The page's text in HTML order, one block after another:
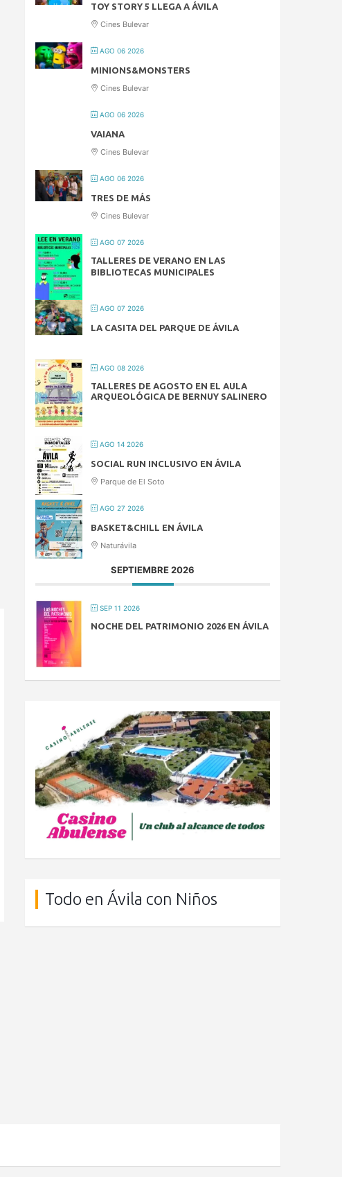
TOY STORY 5 LLEGA A ÁVILA
Cines Bulevar
AGO 06 2026
MINIONS&MONSTERS
Cines Bulevar
AGO 06 2026
VAIANA
Cines Bulevar
AGO 06 2026
TRES DE MÁS
Cines Bulevar
AGO 07 2026
TALLERES DE VERANO EN LAS
BIBLIOTECAS MUNICIPALES
AGO 07 2026
LA CASITA DEL PARQUE DE ÁVILA
AGO 08 2026
TALLERES DE AGOSTO EN EL AULA
ARQUEOLÓGICA DE BERNUY SALINERO
AGO 14 2026
SOCIAL RUN INCLUSIVO EN ÁVILA
Parque de El Soto
AGO 27 2026
BASKET&CHILL EN ÁVILA
Naturávila
SEPTIEMBRE 2026
SEP 11 2026
NOCHE DEL PATRIMONIO 2026 EN ÁVILA
Todo en Ávila con Niños